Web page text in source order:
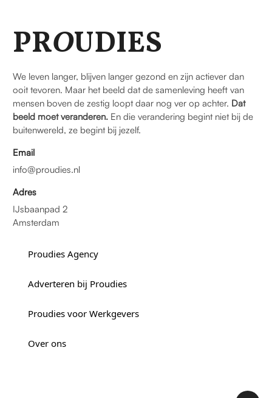
PROUDIES
We leven langer, blijven langer gezond en zijn actiever dan
ooit tevoren. Maar het beeld dat de samenleving heeft van
mensen boven de zestig loopt daar nog ver op achter. Dat
beeld moet veranderen. En die verandering begint niet bij de
buitenwereld, ze begint bij jezelf.
Email
info@proudies.nl
Adres
IJsbaanpad 2
Amsterdam
Proudies Agency
Adverteren bij Proudies
Proudies voor Werkgevers
Over ons